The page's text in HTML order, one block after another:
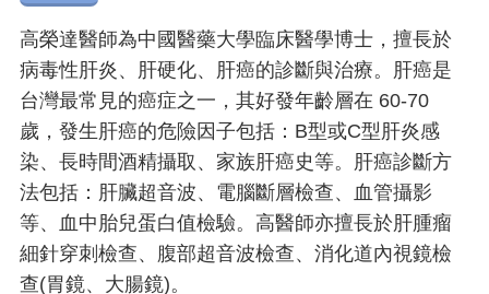
高榮達醫師為中國醫藥大學臨床醫學博士，擅長於
病毒性肝炎、肝硬化、肝癌的診斷與治療。肝癌是
台灣最常見的癌症之一，其好發年齡層在 60-70
歲，發生肝癌的危險因子包括：B型或C型肝炎感
染、長時間酒精攝取、家族肝癌史等。肝癌診斷方
法包括：肝臟超音波、電腦斷層檢查、血管攝影
等、血中胎兒蛋白值檢驗。高醫師亦擅長於肝腫瘤
細針穿刺檢查、腹部超音波檢查、消化道內視鏡檢
查(胃鏡、大腸鏡)。